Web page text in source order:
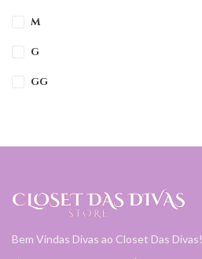
M
G
GG
Bem Vindas Divas ao Closet Das Divas!